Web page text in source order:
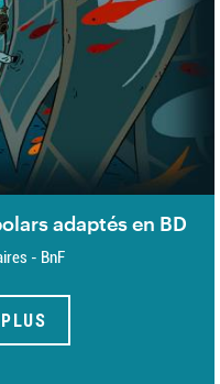
adaptés en BD
- BnF